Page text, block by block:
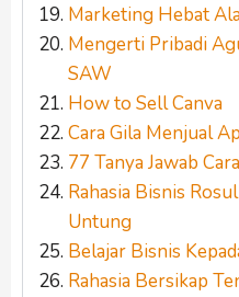
Marketing Hebat
Mengerti Pribadi
SAW
How to Sell Canva
Cara Gila Menjual
77 Tanya Jawab
Rahasia Bisnis
Untung
Belajar Bisnis
Rahasia Bersikap